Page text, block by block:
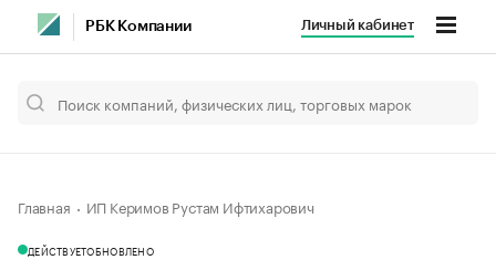
РБК Компании Личный кабинет
Главная ИП Керимов Рустам Ифтихарович
ДЕЙСТВУЕТОБНОВЛЕНО